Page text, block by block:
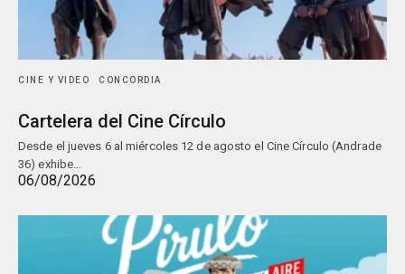
CINE Y VIDEO CONCORDIA
Cartelera del Cine Círculo
Desde el jueves 6 al miércoles 12 de agosto el Cine Círculo (Andrade
36) exhibe…
06/08/2026